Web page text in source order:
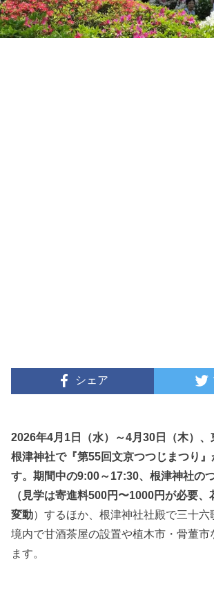
シェア
2026年4月1日（水）～4月30日（木）
根津神社で『第55回文京つつじまつり』
す。期間中の9:00～17:30、根津神社の
（見学は寄進料500円〜1000円が必要、
変動）するほか、根津神社社殿で三十六
境内で甘酒茶屋の設置や植木市・骨董市
ます。